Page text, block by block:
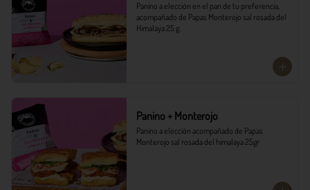
Panino a elección en el pan de tu preferencia,
acompañado de Papas Monterojo sal rosada del
Himalaya 25 g.
Panino + Monterojo
Panino a elección acompañado de Papas
Monterojo sal rosada del himalaya 25gr